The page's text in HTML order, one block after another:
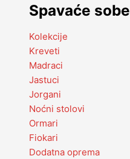
Spavaće sobe
Kolekcije
Kreveti
Madraci
Jastuci
Jorgani
Noćni stolovi
Ormari
Fiokari
Dodatna oprema